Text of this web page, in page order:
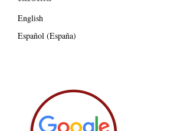
English
Español (España)